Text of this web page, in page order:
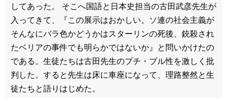
してあった。 そこへ国語と日本史担当の古田武彦先生が
入ってきて、『この展示はおかしい。ソ連の社会主義が
そんなにバラ色かどうかはスターリンの死後、銃殺され
たベリアの事件でも明らかではないか』と問いかけたの
である。生徒たちは古田先生のプチ・ブル性を激しく批
判した。すると先生は床に車座になって、理路整然と生
徒たちと語りはじめた。